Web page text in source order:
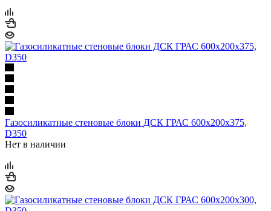
Газосиликатные стеновые блоки ДСК ГРАС 600х200х375,
D350
Нет в наличии